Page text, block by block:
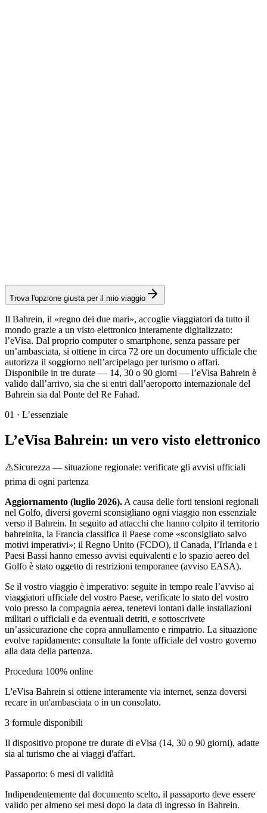
Trova l'opzione giusta per il mio viaggio
Il Bahrein, il «regno dei due mari», accoglie viaggiatori da tutto il
mondo grazie a un visto elettronico interamente digitalizzato:
l’eVisa. Dal proprio computer o smartphone, senza passare per
un’ambasciata, si ottiene in circa 72 ore un documento ufficiale che
autorizza il soggiorno nell’arcipelago per turismo o affari.
Disponibile in tre durate — 14, 30 o 90 giorni — l’eVisa Bahrein è
valido dall’arrivo, sia che si entri dall’aeroporto internazionale del
Bahrein sia dal Ponte del Re Fahad.
01 · L’essenziale
L’eVisa Bahrein: un vero visto elettronico
⚠️Sicurezza — situazione regionale: verificate gli avvisi ufficiali
prima di ogni partenza
Aggiornamento (luglio 2026). A causa delle forti tensioni regionali
nel Golfo, diversi governi sconsigliano ogni viaggio non essenziale
verso il Bahrein. In seguito ad attacchi che hanno colpito il territorio
bahreinita, la Francia classifica il Paese come «sconsigliato salvo
motivi imperativi»; il Regno Unito (FCDO), il Canada, l’Irlanda e i
Paesi Bassi hanno emesso avvisi equivalenti e lo spazio aereo del
Golfo è stato oggetto di restrizioni temporanee (avviso EASA).
Se il vostro viaggio è imperativo: seguite in tempo reale l’avviso ai
viaggiatori ufficiale del vostro Paese, verificate lo stato del vostro
volo presso la compagnia aerea, tenetevi lontani dalle installazioni
militari o ufficiali e da eventuali detriti, e sottoscrivete
un’assicurazione che copra annullamento e rimpatrio. La situazione
evolve rapidamente: consultate la fonte ufficiale del vostro governo
alla data della partenza.
Procedura 100% online
L'eVisa Bahrein si ottiene interamente via internet, senza doversi
recare in un'ambasciata o in un consolato.
3 formule disponibili
Il dispositivo propone tre durate di eVisa (14, 30 o 90 giorni), adatte
sia al turismo che ai viaggi d'affari.
Passaporto: 6 mesi di validità
Indipendentemente dal documento scelto, il passaporto deve essere
valido per almeno sei mesi dopo la data di ingresso in Bahrein.